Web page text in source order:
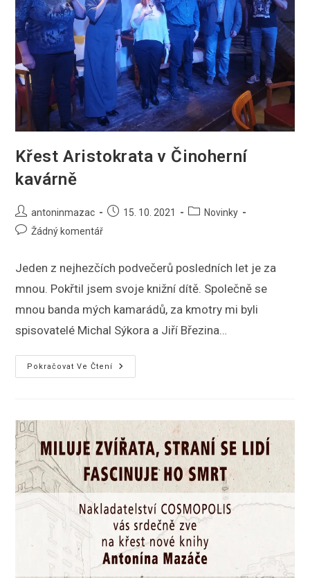
Křest Aristokrata v Činoherní
kavárně
Autor
příspěvku
antoninmazac
Příspěvek
15. 10. 2021
RubrikyNovinky
Komentáře
Žádný komentář
Jeden z nejhezčích podvečerů posledních let je za
mnou. Pokřtil jsem svoje knižní dítě. Společně se
mnou banda mých kamarádů, za kmotry mi byli
spisovatelé Michal Sýkora a Jiří Březina…
Pokračovat Ve Čtení
Křest
Aristokrata